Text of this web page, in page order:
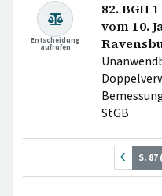
Entscheidung
aufrufen
82. BGH
vom 10.
StGB
S.